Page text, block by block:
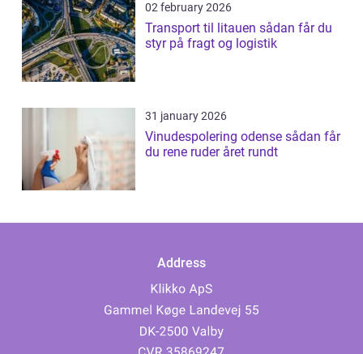
02 february 2026
Transport til litauen sådan får du
styr på fragt og logistik
31 january 2026
Vinudespolering odense sådan får
du rene ruder året rundt
Address